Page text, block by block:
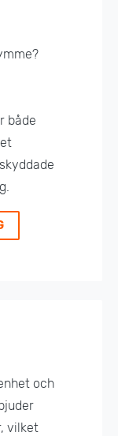
både
och
vilket